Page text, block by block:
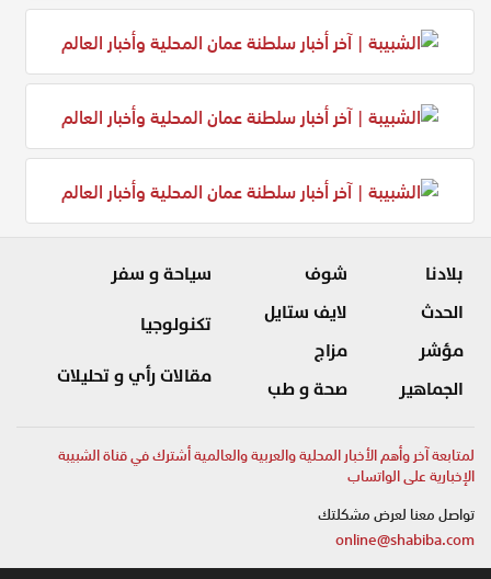
بلادنا
الحدث
مؤشر
الجماهير
شوف
لايف ستايل
مزاج
صحة و طب
سياحة و سفر
تكنولوجيا
مقالات رأي و تحليلات
لمتابعة آخر وأهم الأخبار المحلية والعربية والعالمية أشترك في قناة الشبيبة
الإخبارية على الواتساب
تواصل معنا لعرض مشكلتك
online@shabiba.com